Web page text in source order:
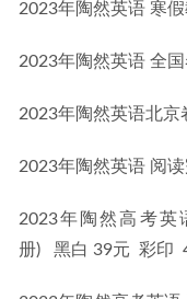
2023年陶然英语 寒假
2023年陶然英语 全国
2023年陶然英语北京
2023年陶然英语 阅读
2023年陶然高考英
册)   黑白 39元  彩印